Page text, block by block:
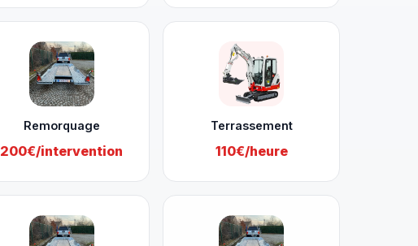
Remorquage
200€/intervention
Terrassement
110€/heure